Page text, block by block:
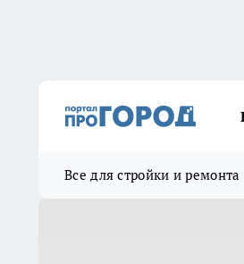
Все для стройки и ремонта